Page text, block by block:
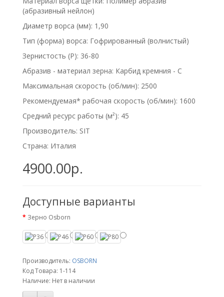
(абразивный нейлон)
Диаметр ворса (мм): 1,90
Тип (форма) ворса: Гофрированный (волнистый)
Зернистость (P): 36-80
Абразив - материал зерна: Карбид кремния - C
Максимальная скорость (об/мин): 2500
Рекомендуемая* рабочая скорость (об/мин): 1600
Средний ресурс работы (м²): 45
Производитель: SIT
Страна: Италия
4900.00р.
Доступные варианты
Зерно Osborn
Производитель: OSBORN
Код Товара: 1-114
Наличие: Нет в наличии